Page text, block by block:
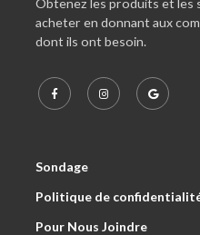
Obtenez les produits et les
acheter en donnant aux
dont ils ont besoin.
Sondage
Politique de
Pour Nous Joindre